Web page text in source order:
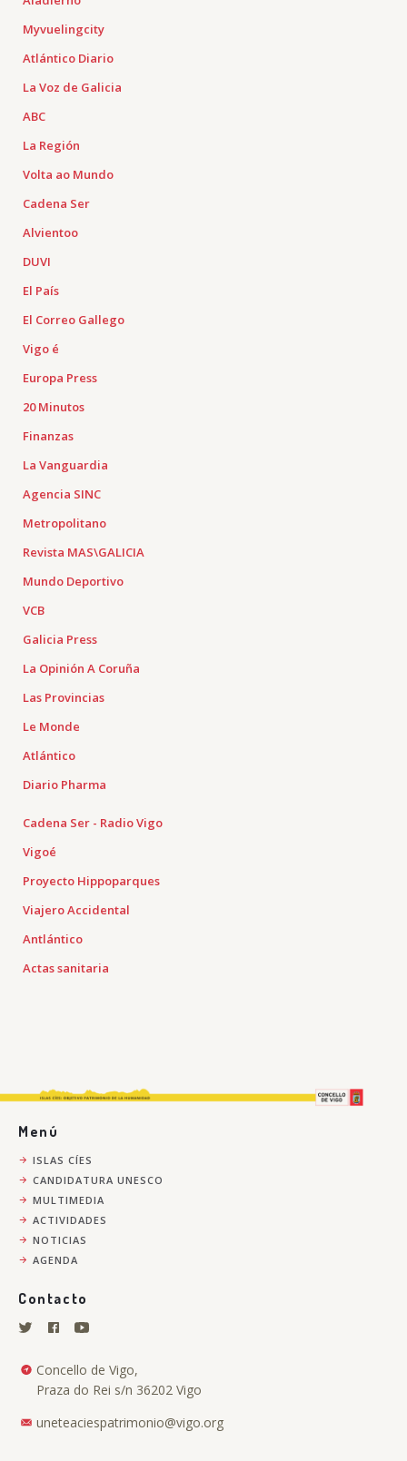
Myvuelingcity
Atlántico Diario
La Voz de Galicia
ABC
La Región
Volta ao Mundo
Cadena Ser
Alvientoo
DUVI
El País
El Correo Gallego
Vigo é
Europa Press
20 Minutos
Finanzas
La Vanguardia
Agencia SINC
Metropolitano
Revista MAS\GALICIA
Mundo Deportivo
VCB
Galicia Press
La Opinión A Coruña
Las Provincias
Le Monde
Atlántico
Diario Pharma
Cadena Ser - Radio Vigo
Vigoé
Proyecto Hippoparques
Viajero Accidental
Antlántico
Actas sanitaria
Menú
ISLAS CÍES
CANDIDATURA UNESCO
MULTIMEDIA
ACTIVIDADES
NOTICIAS
AGENDA
Contacto
Concello de Vigo,
Praza do Rei s/n 36202 Vigo
uneteaciespatrimonio@vigo.org